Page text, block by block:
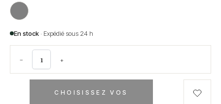
En stock · Expédié sous 24 h
− +
CHOISISSEZ VOS